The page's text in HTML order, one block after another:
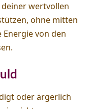
wertvollen
ohne mitten
von den
oder ärgerlich